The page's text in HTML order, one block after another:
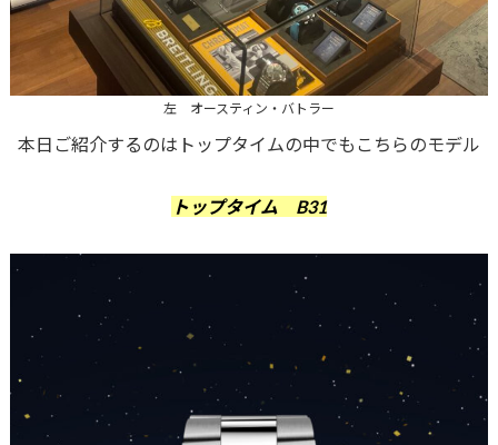
左 オースティン・バトラー
本日ご紹介するのはトップタイムの中でもこちらのモデル
トップタイム B31